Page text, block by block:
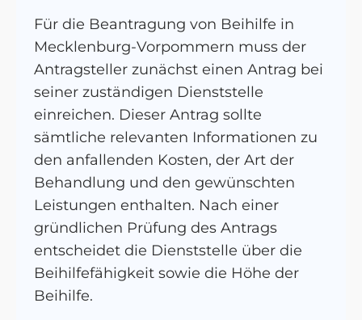
Für die Beantragung von Beihilfe in
Mecklenburg-Vorpommern muss der
Antragsteller zunächst einen Antrag bei
seiner zuständigen Dienststelle
einreichen. Dieser Antrag sollte
sämtliche relevanten Informationen zu
den anfallenden Kosten, der Art der
Behandlung und den gewünschten
Leistungen enthalten. Nach einer
gründlichen Prüfung des Antrags
entscheidet die Dienststelle über die
Beihilfefähigkeit sowie die Höhe der
Beihilfe.